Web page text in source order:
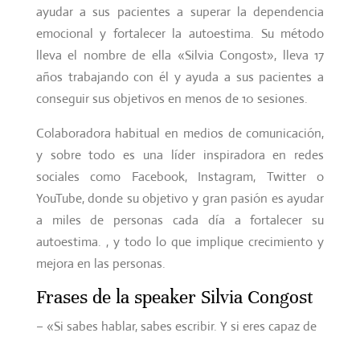
ayudar a sus pacientes a superar la dependencia
emocional y fortalecer la autoestima. Su método
lleva el nombre de ella «Silvia Congost», lleva 17
años trabajando con él y ayuda a sus pacientes a
conseguir sus objetivos en menos de 10 sesiones.
Colaboradora habitual en medios de comunicación,
y sobre todo es una líder inspiradora en redes
sociales como Facebook, Instagram, Twitter o
YouTube, donde su objetivo y gran pasión es ayudar
a miles de personas cada día a fortalecer su
autoestima. , y todo lo que implique crecimiento y
mejora en las personas.
Frases de la speaker Silvia Congost
– «Si sabes hablar, sabes escribir. Y si eres capaz de